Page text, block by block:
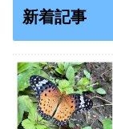
新着記事